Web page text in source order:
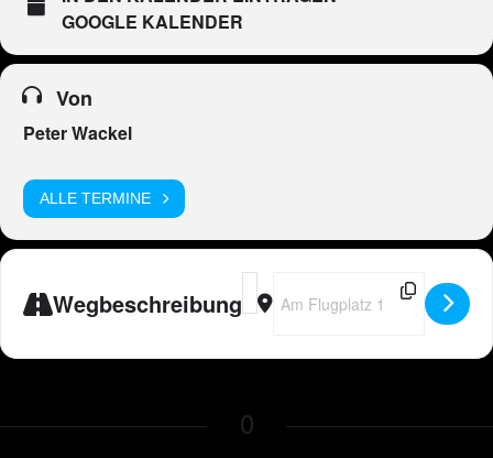
GOOGLE KALENDER
Von
Peter Wackel
ALLE TERMINE
Wegbeschreibung
Address - Peter Wackel LIVE in
Destination Address - Peter
0